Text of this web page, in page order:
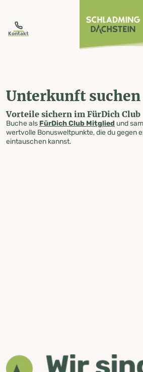
Kontakt
Unterkunft suchen
Vorteile sichern im FürDich Club
Buche als FürDich Club Mitglied und
wertvolle Bonusweltpunkte, die du gegen
eintauschen kannst.